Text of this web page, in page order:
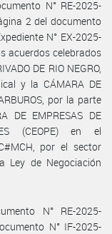
N° RE-2025-
2 del documento
N° EX-2025-
acuerdos celebrados
DE RIO NEGRO,
y la CÁMARA DE
por la parte
DE EMPRESAS DE
(CEOPE) en el
por el sector
Ley de Negociación
N° RE-2025-
N° IF-2025-